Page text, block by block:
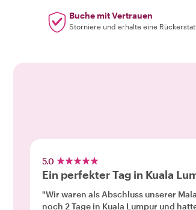
Buche mit Vertrauen
Storniere und erhalte eine
5.0
Ein perfekter Tag in Kuala
"Wir waren als Abschluss unserer
noch 2 Tage in Kuala Lumpur und